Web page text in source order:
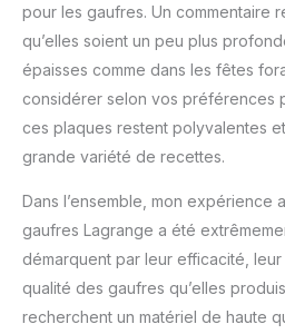
pour les gaufres. Un commentaire
qu’elles soient un peu plus
épaisses comme dans les fêtes
considérer selon vos préférences
ces plaques restent polyvalentes
grande variété de recettes.
Dans l’ensemble, mon expérience
gaufres Lagrange a été
démarquent par leur efficacité, leur
qualité des gaufres qu’elles
recherchent un matériel de haute